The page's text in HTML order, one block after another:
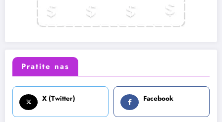
Pratite nas
X (Twitter) Facebook